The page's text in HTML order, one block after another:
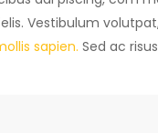
Vestibulum
sapien. Sed ac